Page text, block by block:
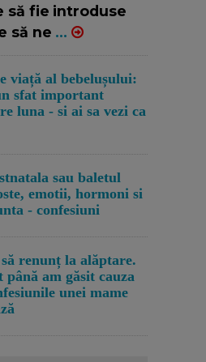
să fie introduse
să ne ...
viață al bebelușului:
sfat important
luna - si ai sa vezi ca
sau baletul
emotii, hormoni si
- confesiuni
renunț la alăptare.
până am găsit cauza
unei mame